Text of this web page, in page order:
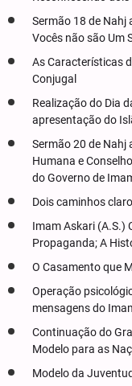
Sermão 18 de Nahj
Vocês não são Um
As Características
Conjugal
Realização do Dia
apresentação do
Sermão 20 de Nahj
Humana e
do Governo de
Dois caminhos
Imam Askari (A.S.)
Propaganda; A
O Casamento que
Operação
mensagens do
Continuação do
Modelo para as
Modelo da